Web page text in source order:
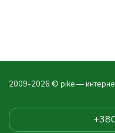
2009-2026 © pike —